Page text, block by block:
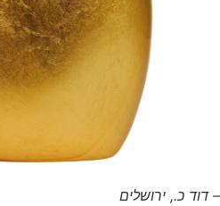
– דוד כ., ירושלים